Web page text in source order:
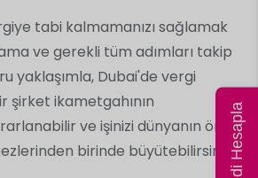
tabi kalmamanızı sağlamak
ve gerekli tüm adımları takip
yaklaşımla, Dubai'de vergi
şirket ikametgahının
ve işinizi dünyanın önde
birinde büyütebilirsiniz.